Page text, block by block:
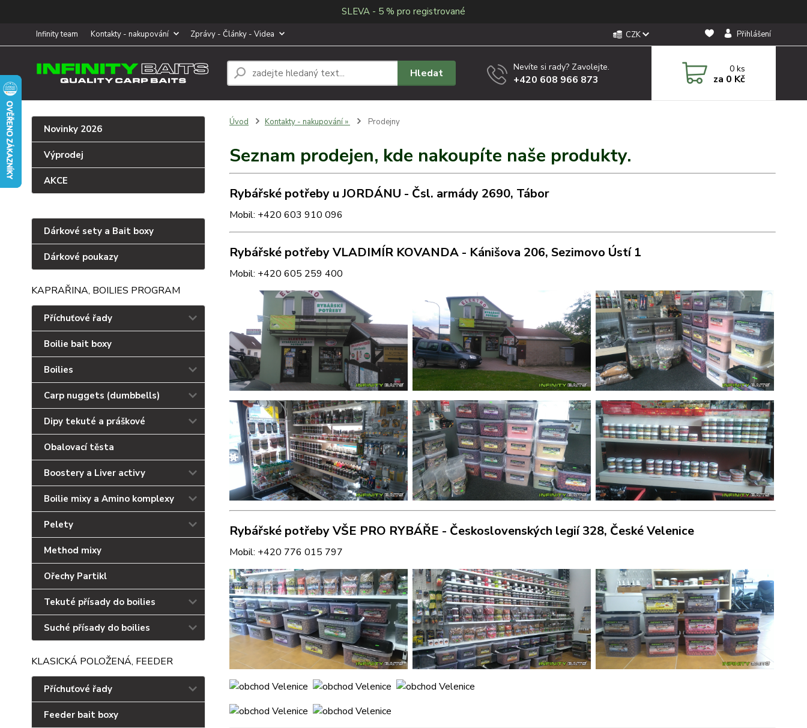
SLEVA - 5 % pro registrované
Infinity team Kontakty - nakupování Zprávy - Články - Videa CZK Přihlášení
Hledat Nevíte si rady? Zavolejte.
+420 608 966 873
0ks
za 0 Kč
Novinky 2026
Výprodej
AKCE
Dárkové sety a Bait boxy
Dárkové poukazy
KAPRAŘINA, BOILIES PROGRAM
Příchuťové řady
Boilie bait boxy
Boilies
Carp nuggets (dumbbells)
Dipy tekuté a práškové
Obalovací těsta
Boostery a Liver activy
Boilie mixy a Amino komplexy
Pelety
Method mixy
Ořechy Partikl
Tekuté přísady do boilies
Suché přísady do boilies
KLASICKÁ POLOŽENÁ, FEEDER
Příchuťové řady
Feeder bait boxy
Úvod Kontakty - nakupování » Prodejny
Seznam prodejen, kde nakoupíte naše produkty.
Rybářské potřeby u JORDÁNU - Čsl. armády 2690, Tábor
Mobil: +420 603 910 096
Rybářské potřeby VLADIMÍR KOVANDA - Kánišova 206, Sezimovo Ústí 1
Mobil: +420 605 259 400
Rybářské potřeby VŠE PRO RYBÁŘE - Československých legií 328, České Velenice
Mobil: +420 776 015 797